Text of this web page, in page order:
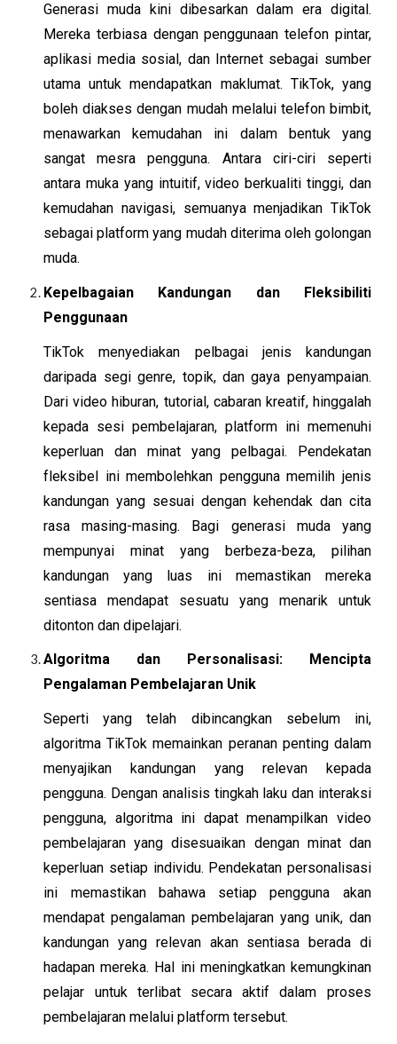
Generasi muda kini dibesarkan dalam era digital.
Mereka terbiasa dengan penggunaan telefon pintar,
aplikasi media sosial, dan Internet sebagai sumber
utama untuk mendapatkan maklumat. TikTok, yang
boleh diakses dengan mudah melalui telefon bimbit,
menawarkan kemudahan ini dalam bentuk yang
sangat mesra pengguna. Antara ciri-ciri seperti
antara muka yang intuitif, video berkualiti tinggi, dan
kemudahan navigasi, semuanya menjadikan TikTok
sebagai platform yang mudah diterima oleh golongan
muda.
Kepelbagaian Kandungan dan Fleksibiliti
Penggunaan
TikTok menyediakan pelbagai jenis kandungan
daripada segi genre, topik, dan gaya penyampaian.
Dari video hiburan, tutorial, cabaran kreatif, hinggalah
kepada sesi pembelajaran, platform ini memenuhi
keperluan dan minat yang pelbagai. Pendekatan
fleksibel ini membolehkan pengguna memilih jenis
kandungan yang sesuai dengan kehendak dan cita
rasa masing-masing. Bagi generasi muda yang
mempunyai minat yang berbeza-beza, pilihan
kandungan yang luas ini memastikan mereka
sentiasa mendapat sesuatu yang menarik untuk
ditonton dan dipelajari.
Algoritma dan Personalisasi: Mencipta
Pengalaman Pembelajaran Unik
Seperti yang telah dibincangkan sebelum ini,
algoritma TikTok memainkan peranan penting dalam
menyajikan kandungan yang relevan kepada
pengguna. Dengan analisis tingkah laku dan interaksi
pengguna, algoritma ini dapat menampilkan video
pembelajaran yang disesuaikan dengan minat dan
keperluan setiap individu. Pendekatan personalisasi
ini memastikan bahawa setiap pengguna akan
mendapat pengalaman pembelajaran yang unik, dan
kandungan yang relevan akan sentiasa berada di
hadapan mereka. Hal ini meningkatkan kemungkinan
pelajar untuk terlibat secara aktif dalam proses
pembelajaran melalui platform tersebut.